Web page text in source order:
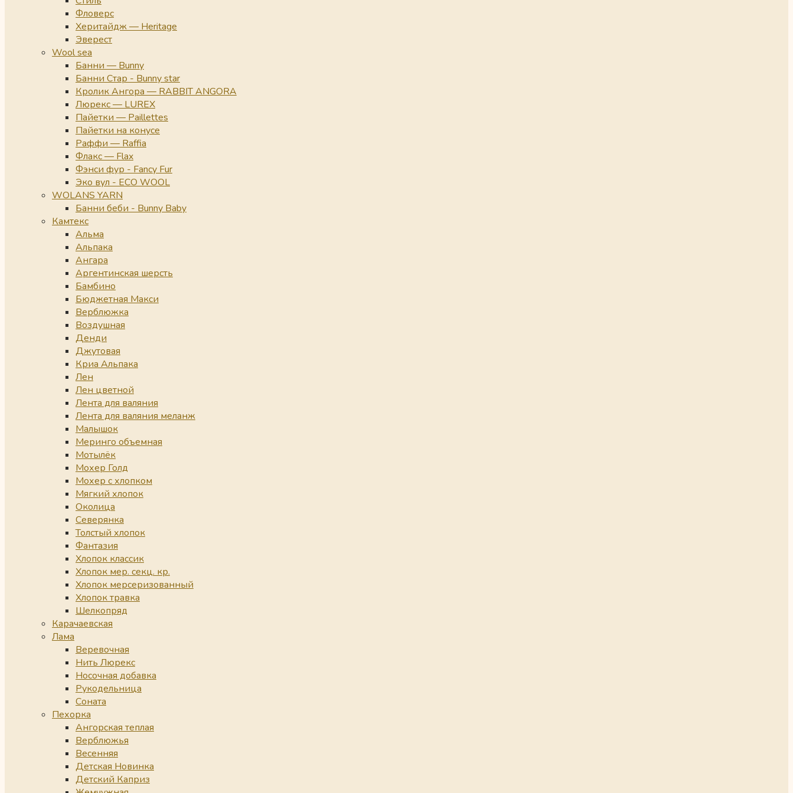
Фловерс
Херитайдж — Heritage
Эверест
Wool sea
Банни — Bunny
Банни Стар - Bunny star
Кролик Ангора — RABBIT ANGORA
Люрекс — LUREX
Пайетки — Paillettes
Пайетки на конусе
Раффи — Raffia
Флакс — Flax
Фэнси фур - Fancy Fur
Эко вул - ECO WOOL
WOLANS YARN
Банни беби - Bunny Baby
Камтекс
Альма
Альпака
Ангара
Аргентинская шерсть
Бамбино
Бюджетная Макси
Верблюжка
Воздушная
Денди
Джутовая
Криа Альпака
Лен
Лен цветной
Лента для валяния
Лента для валяния меланж
Малышок
Меринго объемная
Мотылёк
Мохер Голд
Мохер с хлопком
Мягкий хлопок
Околица
Северянка
Толстый хлопок
Фантазия
Хлопок классик
Хлопок мер. секц. кр.
Хлопок мерсеризованный
Хлопок травка
Шелкопряд
Карачаевская
Лама
Веревочная
Нить Люрекс
Носочная добавка
Рукодельница
Соната
Пехорка
Ангорская теплая
Верблюжья
Весенняя
Детская Новинка
Детский Каприз